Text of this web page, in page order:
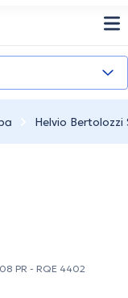
Helvio Bertolozzi
PR - RQE 4402